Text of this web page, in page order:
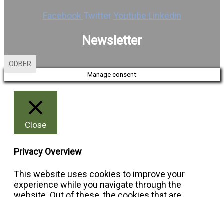
Facebook Twitter Youtube Linkedin
Newsletter
ODBER
Manage consent
Close
Privacy Overview
This website uses cookies to improve your
experience while you navigate through the